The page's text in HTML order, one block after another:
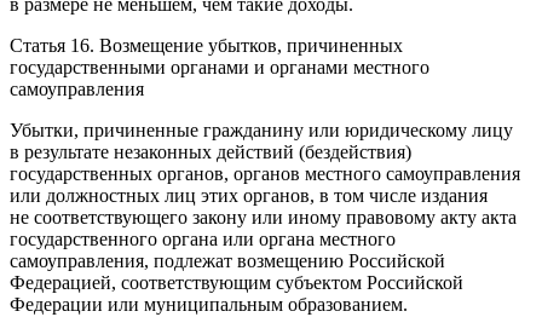
в размере не меньшем, чем такие доходы.
Статья 16. Возмещение убытков, причиненных
государственными органами и органами местного
самоуправления
Убытки, причиненные гражданину или юридическому лицу
в результате незаконных действий (бездействия)
государственных органов, органов местного самоуправления
или должностных лиц этих органов, в том числе издания
не соответствующего закону или иному правовому акту акта
государственного органа или органа местного
самоуправления, подлежат возмещению Российской
Федерацией, соответствующим субъектом Российской
Федерации или муниципальным образованием.